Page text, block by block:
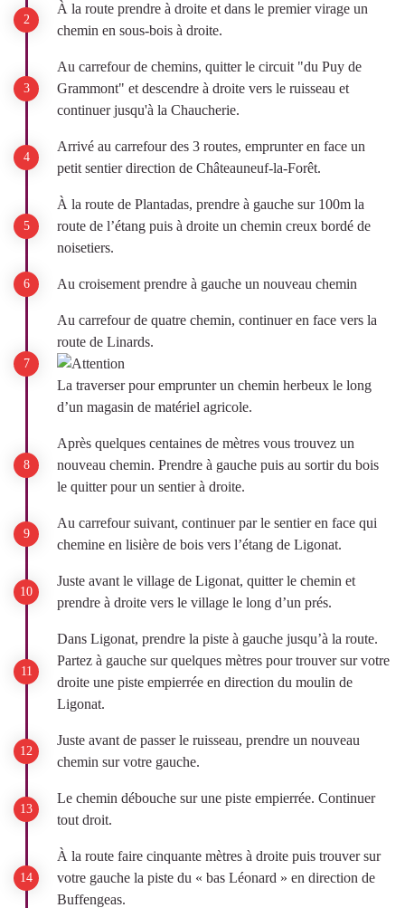
À la route prendre à droite et dans le premier virage un
chemin en sous-bois à droite.
Au carrefour de chemins, quitter le circuit "du Puy de
Grammont" et descendre à droite vers le ruisseau et
continuer jusqu'à la Chaucherie.
Arrivé au carrefour des 3 routes, emprunter en face un
petit sentier direction de Châteauneuf-la-Forêt.
À la route de Plantadas, prendre à gauche sur 100m la
route de l’étang puis à droite un chemin creux bordé de
noisetiers.
Au croisement prendre à gauche un nouveau chemin
Au carrefour de quatre chemin, continuer en face vers la
route de Linards.
La traverser pour emprunter un chemin herbeux le long
d’un magasin de matériel agricole.
Après quelques centaines de mètres vous trouvez un
nouveau chemin. Prendre à gauche puis au sortir du bois
le quitter pour un sentier à droite.
Au carrefour suivant, continuer par le sentier en face qui
chemine en lisière de bois vers l’étang de Ligonat.
Juste avant le village de Ligonat, quitter le chemin et
prendre à droite vers le village le long d’un prés.
Dans Ligonat, prendre la piste à gauche jusqu’à la route.
Partez à gauche sur quelques mètres pour trouver sur votre
droite une piste empierrée en direction du moulin de
Ligonat.
Juste avant de passer le ruisseau, prendre un nouveau
chemin sur votre gauche.
Le chemin débouche sur une piste empierrée. Continuer
tout droit.
À la route faire cinquante mètres à droite puis trouver sur
votre gauche la piste du « bas Léonard » en direction de
Buffengeas.